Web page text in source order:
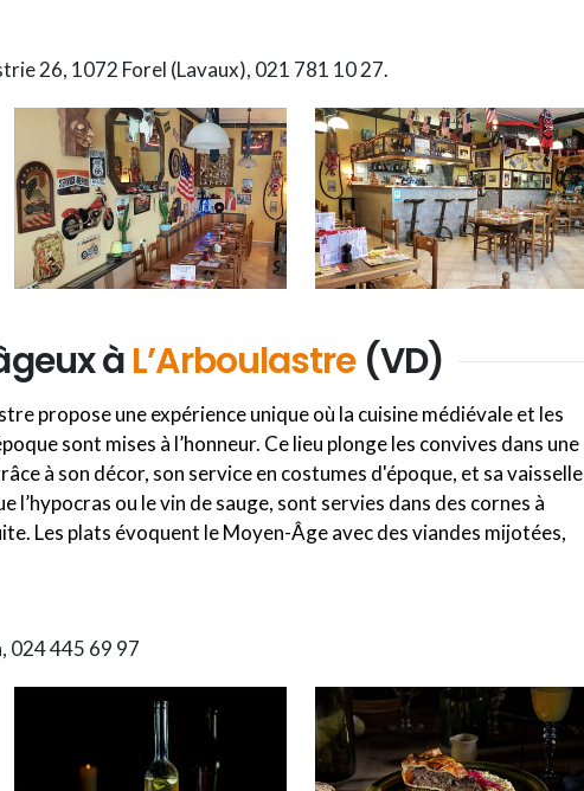
26, 1072 Forel (Lavaux), 021 781 10 27.
àL’Arboulastre(VD)
propose une expérience unique où la cuisine médiévale et les
sont mises à l’honneur. Ce lieu plonge les convives dans une
à son décor, son service en costumes d'époque, et sa vaisselle
l’hypocras ou le vin de sauge, sont servies dans des cornes à
Les plats évoquent le Moyen-Âge avec des viandes mijotées,
024 445 69 97